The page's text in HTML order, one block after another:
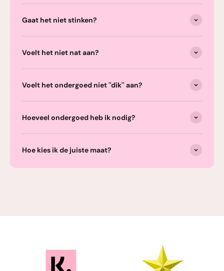
Gaat het niet stinken?
Voelt het niet nat aan?
Voelt het ondergoed niet ''dik'' aan?
Hoeveel ondergoed heb ik nodig?
Hoe kies ik de juiste maat?